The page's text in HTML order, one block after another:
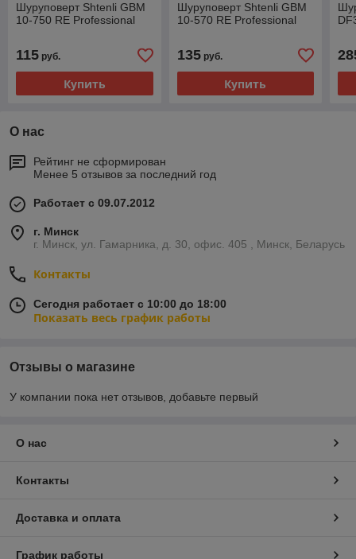
Шуруповерт Shtenli GBM
10-750 RE Professional
115 руб.
Купить
Шуруповерт Shtenli GBM
10-570 RE Professional
135руб.
Купить
О нас
Рейтинг не сформирован
Менее 5 отзывов за последний год
Работает с 09.07.2012
г. Минск
г. Минск, ул. Гамарника, д. 30, офис. 405 , Минск, Беларусь
Контакты
Сегодня работает с 10:00 до 18:00
Показать весь график работы
Отзывы о магазине
У компании пока нет отзывов, добавьте первый
О нас
Контакты
Доставка и оплата
График работы